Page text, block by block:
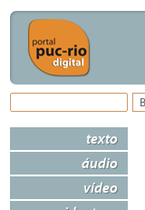
texto
áudio
vídeo